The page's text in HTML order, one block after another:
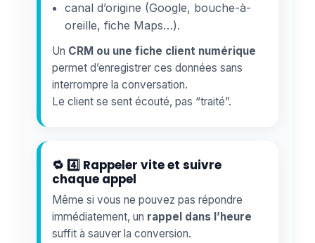
canal d’origine (Google, bouche-à-
oreille, fiche Maps…).
Un CRM ou une fiche client numérique
permet d’enregistrer ces données sans
interrompre la conversation.
Le client se sent écouté, pas “traité”.
🔁 4️⃣ Rappeler vite et suivre
chaque appel
Même si vous ne pouvez pas répondre
immédiatement, un rappel dans l’heure
suffit à sauver la conversion.